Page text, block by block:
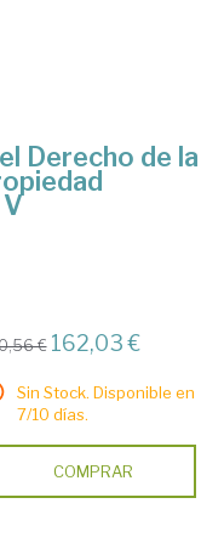
Derecho de la
€ 162,03 €
Sin Stock. Disponible en
7/10 días.
COMPRAR